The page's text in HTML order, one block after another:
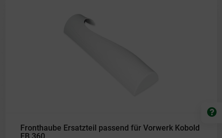
Fronthaube Ersatzteil passend für Vorwerk Kobold
EB 360